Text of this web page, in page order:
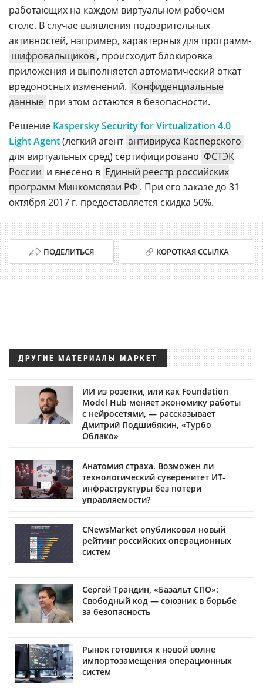
работающих на каждом виртуальном рабочем
столе. В случае выявления подозрительных
активностей, например, характерных для программ-
шифровальщиков , происходит блокировка
приложения и выполняется автоматический откат
вредоносных изменений. Конфиденциальные
данные при этом остаются в безопасности.
Решение Kaspersky Security for Virtualization 4.0
Light Agent(легкий агент антивируса Касперского
для виртуальных сред) сертифицировано ФСТЭК
России и внесено в Единый реестр российских
программ Минкомсвязи РФ . При его заказе до 31
октября 2017 г. предоставляется скидка 50%.
ПОДЕЛИТЬСЯ КОРОТКАЯ ССЫЛКА
ДРУГИЕ МАТЕРИАЛЫ МАРКЕТ
ИИ из розетки, или как Foundation
Model Hub меняет экономику работы
с нейросетями, — рассказывает
Дмитрий Подшибякин, «Турбо
Облако»
Анатомия страха. Возможен ли
технологический суверенитет ИТ-
инфраструктуры без потери
управляемости?
CNewsMarket опубликовал новый
рейтинг российских операционных
систем
Сергей Трандин, «Базальт СПО»:
Свободный код — союзник в борьбе
за безопасность
Рынок готовится к новой волне
импортозамещения операционных
систем